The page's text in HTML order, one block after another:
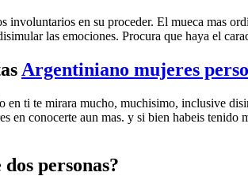
involuntarios en su proceder. El mueca mas
las emociones. Procura que haya el
Argentiniano mujeres
ti te mirara mucho, muchisimo, inclusive
en conocerte aun mas. y si bien habeis tenido
personas?